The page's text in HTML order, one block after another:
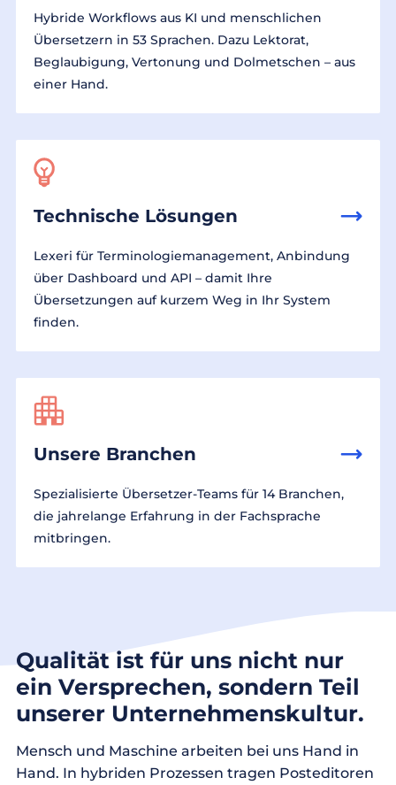
Hybride Workflows aus KI und menschlichen
Übersetzern in 53 Sprachen. Dazu Lektorat,
Beglaubigung, Vertonung und Dolmetschen – aus
einer Hand.
Technische Lösungen
Lexeri für Terminologiemanagement, Anbindung
über Dashboard und API – damit Ihre
Übersetzungen auf kurzem Weg in Ihr System
finden.
Unsere Branchen
Spezialisierte Übersetzer-Teams für 14 Branchen,
die jahrelange Erfahrung in der Fachsprache
mitbringen.
Qualität ist für uns nicht nur
ein Versprechen, sondern Teil
unserer Unternehmenskultur.
Mensch und Maschine arbeiten bei uns Hand in
Hand. In hybriden Prozessen tragen Posteditoren